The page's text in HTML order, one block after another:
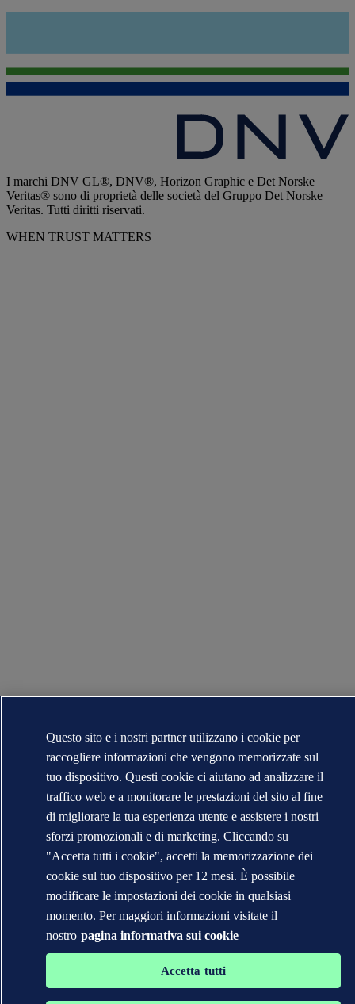
I marchi DNV GL®, DNV®, Horizon Graphic e Det Norske
Veritas® sono di proprietà delle società del Gruppo Det Norske
Veritas. Tutti diritti riservati.
WHEN TRUST MATTERS
Questo sito e i nostri partner utilizzano i cookie per
raccogliere informazioni che vengono memorizzate sul
tuo dispositivo. Questi cookie ci aiutano ad analizzare il
traffico web e a monitorare le prestazioni del sito al fine
di migliorare la tua esperienza utente e assistere i nostri
sforzi promozionali e di marketing. Cliccando su
"Accetta tutti i cookie", accetti la memorizzazione dei
cookie sul tuo dispositivo per 12 mesi. È possibile
modificare le impostazioni dei cookie in qualsiasi
momento. Per maggiori informazioni visitate il
nostro pagina informativa sui cookie
Accetta tutti